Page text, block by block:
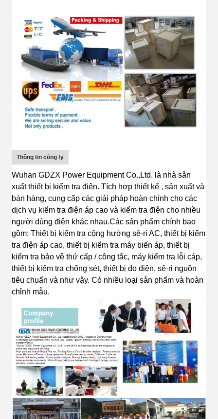
Thông tin công ty
Wuhan GDZX Power Equipment Co.,Ltd. là nhà sản
xuất thiết bị kiểm tra điện. Tích hợp thiết kế , sản xuất và
bán hàng, cung cấp các giải pháp hoàn chỉnh cho các
dịch vụ kiểm tra điện áp cao và kiểm tra điện cho nhiều
người dùng điện khác nhau.Các sản phẩm chính bao
gồm: Thiết bị kiểm tra cộng hưởng sê-ri AC, thiết bị kiểm
tra điện áp cao, thiết bị kiểm tra máy biến áp, thiết bị
kiểm tra bảo vệ thứ cấp / công tắc, máy kiểm tra lỗi cáp,
thiết bị kiểm tra chống sét, thiết bị đo điện, sê-ri nguồn
tiêu chuẩn và như vậy. Có nhiều loại sản phẩm và hoàn
chỉnh mẫu.